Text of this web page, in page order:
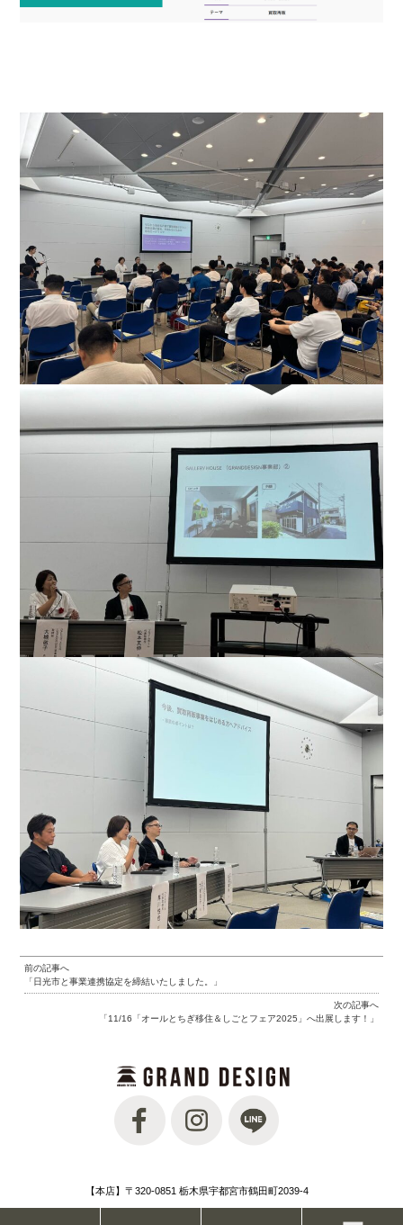
前の記事へ
「日光市と事業連携協定を締結いたしました。」
次の記事へ
「11/16「オールとちぎ移住＆しごとフェア2025」へ出展します！」
【本店】〒320-0851 栃木県宇都宮市鶴田町2039-4